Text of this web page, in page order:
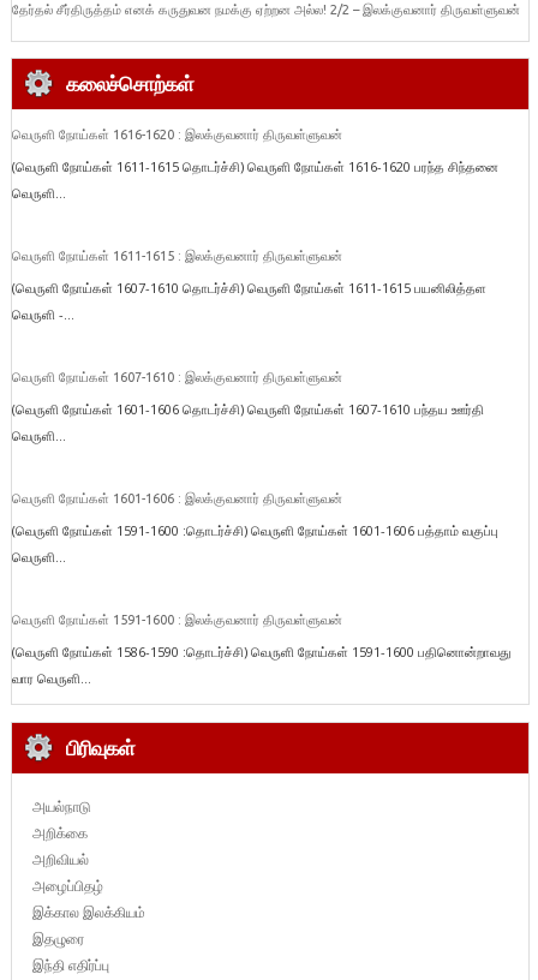
தேர்தல் சீர்திருத்தம் எனக் கருதுவன நமக்கு ஏற்றன அல்ல! 2/2 – இலக்குவனார் திருவள்ளுவன்
கலைச்சொற்கள்
வெருளி நோய்கள் 1616-1620 : இலக்குவனார் திருவள்ளுவன்
(வெருளி நோய்கள் 1611-1615 தொடர்ச்சி) வெருளி நோய்கள் 1616-1620 பரந்த சிந்தனை
வெருளி...
வெருளி நோய்கள் 1611-1615 : இலக்குவனார் திருவள்ளுவன்
(வெருளி நோய்கள் 1607-1610 தொடர்ச்சி) வெருளி நோய்கள் 1611-1615 பயனிலித்தள
வெருளி -...
வெருளி நோய்கள் 1607-1610 : இலக்குவனார் திருவள்ளுவன்
(வெருளி நோய்கள் 1601-1606 தொடர்ச்சி) வெருளி நோய்கள் 1607-1610 பந்தய ஊர்தி
வெருளி...
வெருளி நோய்கள் 1601-1606 : இலக்குவனார் திருவள்ளுவன்
(வெருளி நோய்கள் 1591-1600 :தொடர்ச்சி) வெருளி நோய்கள் 1601-1606 பத்தாம் வகுப்பு
வெருளி...
வெருளி நோய்கள் 1591-1600 : இலக்குவனார் திருவள்ளுவன்
(வெருளி நோய்கள் 1586-1590 :தொடர்ச்சி) வெருளி நோய்கள் 1591-1600 பதினொன்றாவது
வார வெருளி...
பிரிவுகள்
அயல்நாடு
அறிக்கை
அறிவியல்
அழைப்பிதழ்
இக்கால இலக்கியம்
இதழுரை
இந்தி எதிர்ப்பு